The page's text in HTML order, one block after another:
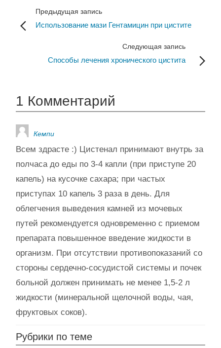
Предыдущая запись
Использование мази Гентамицин при цистите
Следующая запись
Способы лечения хронического цистита
1 Комментарий
Кемпи
Всем здрасте :) Цистенал принимают внутрь за
полчаса до еды по 3-4 капли (при приступе 20
капель) на кусочке сахара; при частых
приступах 10 капель 3 раза в день. Для
облегчения выведения камней из мочевых
путей рекомендуется одновременно с приемом
препарата повышенное введение жидкости в
организм. При отсутствии противопоказаний со
стороны сердечно-сосудистой системы и почек
больной должен принимать не менее 1,5-2 л
жидкости (минеральной щелочной воды, чая,
фруктовых соков).
Рубрики по теме